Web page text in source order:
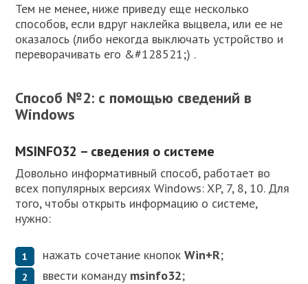
Тем не менее, ниже приведу еще несколько
способов, если вдруг наклейка выцвела, или ее не
оказалось (либо некогда выключать устройство и
переворачивать его &#128521;) .
Способ №2: с помощью сведений в
Windows
MSINFO32 – сведения о системе
Довольно информативный способ, работает во
всех популярных версиях Windows: XP, 7, 8, 10. Для
того, чтобы открыть информацию о системе,
нужно:
нажать сочетание кнопокWin+R;
ввести команду msinfo32;